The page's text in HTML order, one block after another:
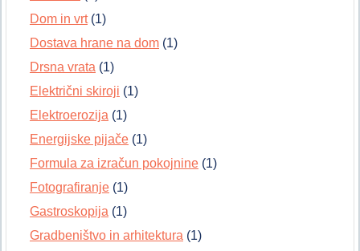
Dom in vrt(1)
Dostava hrane na dom (1)
Drsna vrata (1)
Električni skiroji (1)
Elektroerozija (1)
Energijske pijače (1)
Formula za izračun pokojnine (1)
Fotografiranje (1)
Gastroskopija (1)
Gradbeništvo in arhitektura (1)